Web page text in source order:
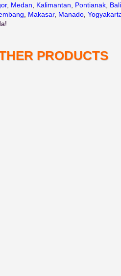
, Medan Kalimantan Pontianak,
Makasar, Manado,
PRODUCTS